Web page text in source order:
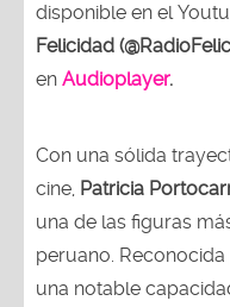
disponible en el
Felicidad
en Audioplayer.
Con una sólida
cine, Patricia
una de las figuras
peruano.
una notable